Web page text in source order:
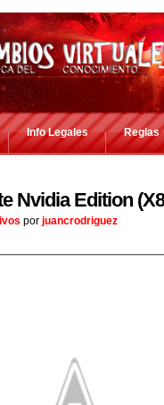
Info Legales Reglas
Nvidia Edition
por juancrodriguez